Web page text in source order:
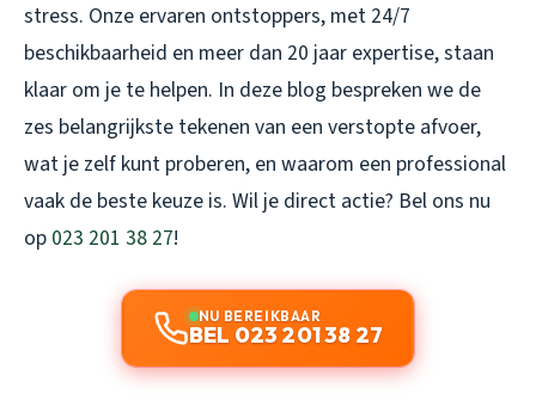
stress. Onze ervaren ontstoppers, met 24/7
beschikbaarheid en meer dan 20 jaar expertise, staan
klaar om je te helpen. In deze blog bespreken we de
zes belangrijkste tekenen van een verstopte afvoer,
wat je zelf kunt proberen, en waarom een professional
vaak de beste keuze is. Wil je direct actie? Bel ons nu
op 023 201 38 27!
NU BEREIKBAAR
BEL 023 201 38 27